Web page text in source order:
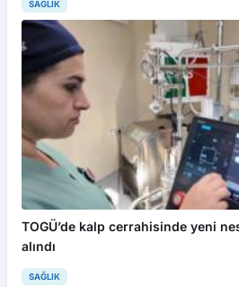
SAĞLIK
TOGÜ’de kalp cerrahisinde yeni
alındı
SAĞLIK